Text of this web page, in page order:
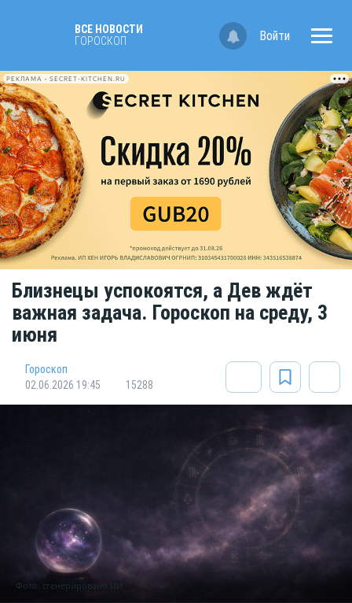
ВСЕ НОВОСТИ
ГОРОСКОП
Войти
РЕКЛАМА • SECRET-KITCHEN.RU
Близнецы успокоятся, а Дев ждёт
важная задача. Гороскоп на среду, 3
июня
Гороскоп
02.06.2026 19:45
15288
Фото: сгенерировано ИИ